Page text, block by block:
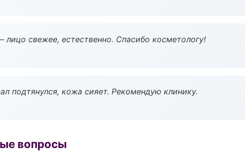
свежее, естественно. Спасибо косметологу!
подтянулся, кожа сияет. Рекомендую клинику.
вопросы